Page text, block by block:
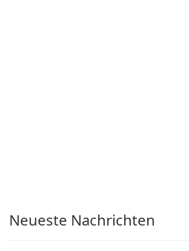
Neueste Nachrichten